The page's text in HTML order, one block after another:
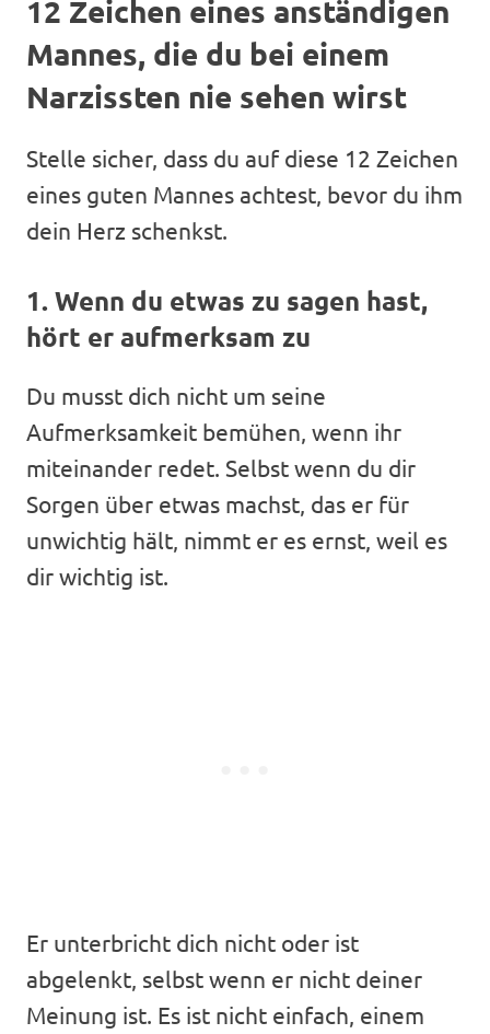
12 Zeichen eines anständigen
Mannes, die du bei einem
Narzissten nie sehen wirst
Stelle sicher, dass du auf diese 12 Zeichen
eines guten Mannes achtest, bevor du ihm
dein Herz schenkst.
1. Wenn du etwas zu sagen hast,
hört er aufmerksam zu
Du musst dich nicht um seine
Aufmerksamkeit bemühen, wenn ihr
miteinander redet. Selbst wenn du dir
Sorgen über etwas machst, das er für
unwichtig hält, nimmt er es ernst, weil es
dir wichtig ist.
Er unterbricht dich nicht oder ist
abgelenkt, selbst wenn er nicht deiner
Meinung ist. Es ist nicht einfach, einem